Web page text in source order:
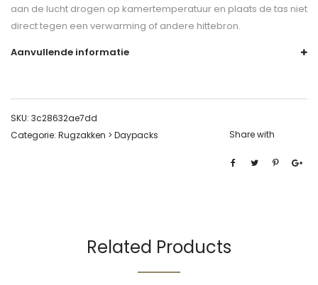
aan de lucht drogen op kamertemperatuur en plaats de tas niet
direct tegen een verwarming of andere hittebron.
Aanvullende informatie
SKU: 3c28632ae7dd
Categorie: Rugzakken > Daypacks Share with
Related Products